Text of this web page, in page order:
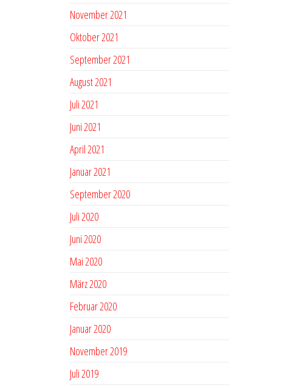
November 2021
Oktober 2021
September 2021
August 2021
Juli 2021
Juni 2021
April 2021
Januar 2021
September 2020
Juli 2020
Juni 2020
Mai 2020
März 2020
Februar 2020
Januar 2020
November 2019
Juli 2019